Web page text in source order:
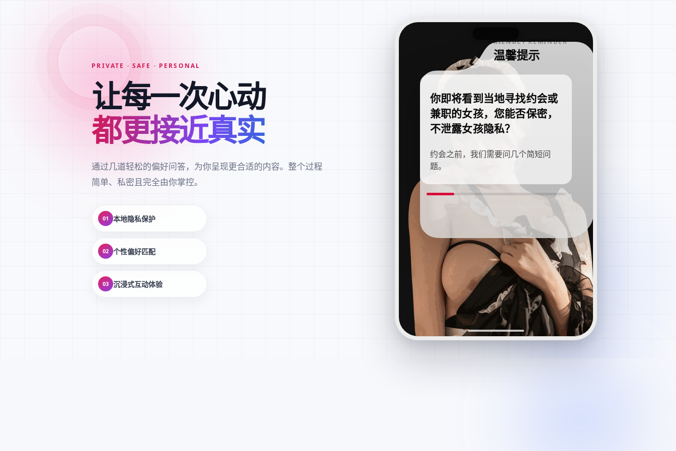
PRIVATE · SAFE · PERSONAL
让每一次心动
都更接近真实
通过几道轻松的偏好问答，为你呈现更合适的内容。整个过程
简单、私密且完全由你掌控。
01 本地隐私保护
02 个性偏好匹配
03 沉浸式互动体验
FRIENDLY REMINDER
温馨提示
你即将看到当地寻找约会或
兼职的女孩，您能否保密，
不泄露女孩隐私？
约会之前，我们需要问几个简短问
题。